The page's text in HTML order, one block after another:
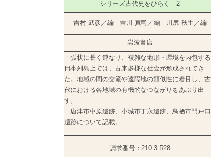
シリーズ古代史をひらく 2
吉村 武彦／編 吉川 真司／編 川尻 秋生／編
岩波書店
弧状に長く連なり、複雑な地形・環境を内包する
日本列島上では、古来多様な社会が形成されてき
た。地域の間の交流や遠隔地の類似性に着目し、古
代における各地域の有機的なつながりをあぶり出
す。
唐津市中原遺跡、小城市丁永遺跡、鳥栖市門戸口
遺跡について記載。
請求番号：210.3 R28